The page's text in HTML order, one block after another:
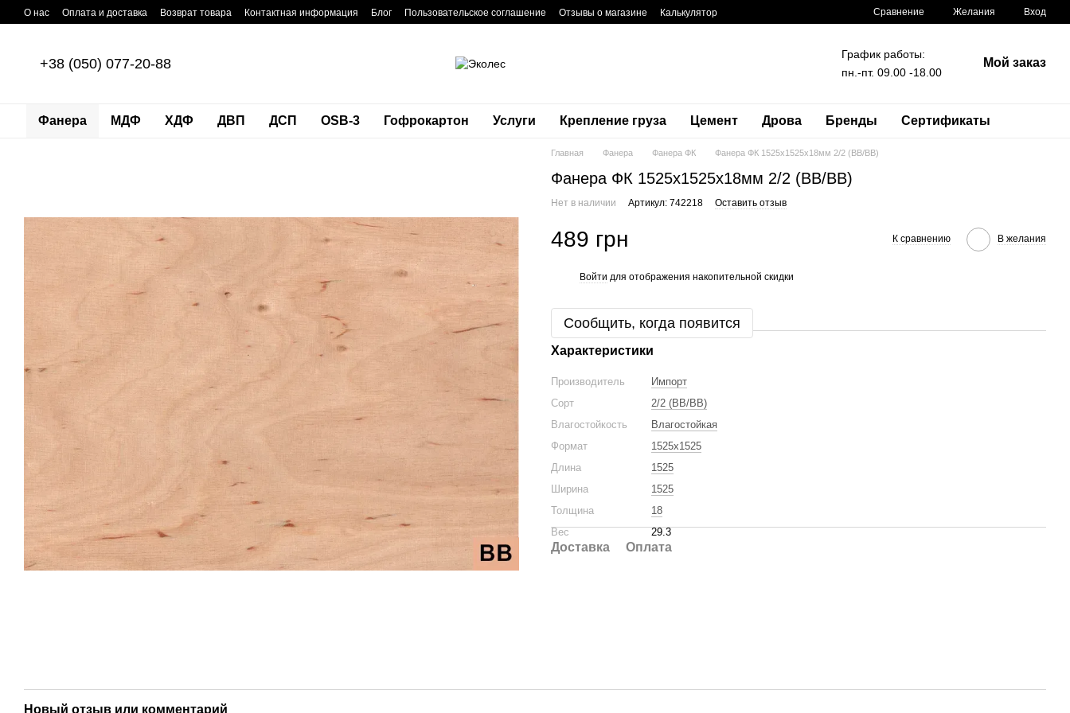
Перейти к основному контенту
О нас Оплата и доставка Возврат товара Контактная информация Блог Пользовательское соглашение Отзывы о магазине Калькулятор Сравнение Желания Вход
+38 (050) 077-20-88
График работы:
пн.-пт. 09.00 -18.00
Мой заказ
Фанера МДФ ХДФ ДВП ДСП OSB-3 Гофрокартон Услуги Крепление груза Цемент Дрова Бренды Сертификаты
Главная Фанера Фанера ФК Фанера ФК 1525x1525x18мм 2/2 (BB/BB)
Фанера ФК 1525x1525x18мм 2/2 (BB/BB)
Нет в наличии Артикул: 742218 Оставить отзыв
489 грн К сравнению В желания
Войти для отображения накопительной скидки
Сообщить, когда появится
Характеристики
Производитель
Импорт
Сорт
2/2 (BB/BB)
Влагостойкость
Влагостойкая
Формат
1525x1525
Длина
1525
Ширина
1525
Толщина
18
Вес
29.3
Доставка Оплата
Новый отзыв или комментарий